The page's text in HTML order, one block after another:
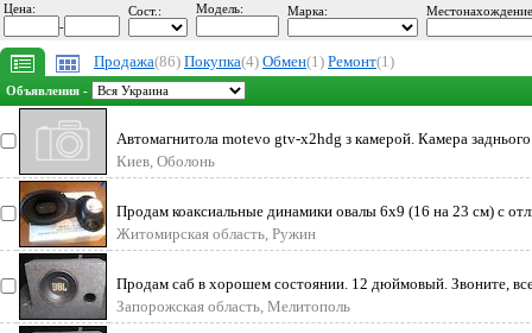
Цена:
-
Сост.: Модель: Марка:
Продажа(86) Покупка(4) Обмен(1) Ремонт(1)
Объявления -
Автомагнитола motevo gtv-x2hdg з камерой. Камера
подарунок. Подві
Киев, Оболонь
Продам коаксиальные динамики овалы 6x9 (16 на 23 см) с
звучанием, работают
Житомирская область, Ружин
Продам саб в хорошем состоянии. 12 дюймовый. Звоните,
телефону.
Запорожская область, Мелитополь